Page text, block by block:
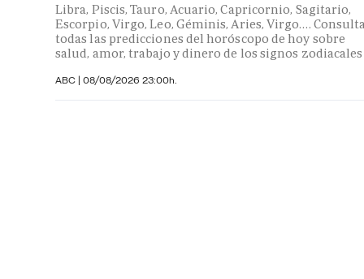
Libra, Piscis, Tauro, Acuario, Capricornio, Sagitario,
Escorpio, Virgo, Leo, Géminis, Aries, Virgo….
todas las predicciones del horóscopo de hoy sobre
salud, amor, trabajo y dinero de los signos zodiacales
ABC | 08/08/2026 23:00h.